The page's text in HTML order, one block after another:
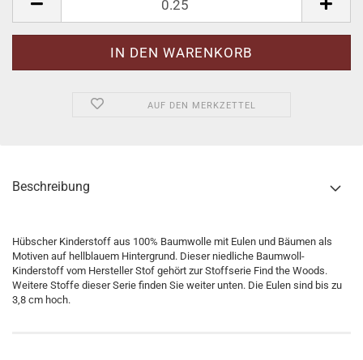
AUF DEN MERKZETTEL
Beschreibung
Hübscher Kinderstoff aus 100% Baumwolle mit Eulen und Bäumen als
Motiven auf hellblauem Hintergrund. Dieser niedliche Baumwoll-
Kinderstoff vom Hersteller Stof gehört zur Stoffserie Find the Woods.
Weitere Stoffe dieser Serie finden Sie weiter unten. Die Eulen sind bis zu
3,8 cm hoch.